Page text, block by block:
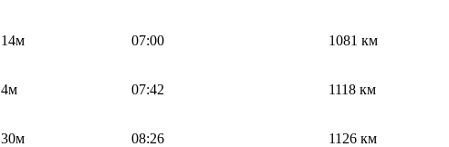
14м 07:00 1081 км
4м 07:42 1118 км
30м 08:26 1126 км